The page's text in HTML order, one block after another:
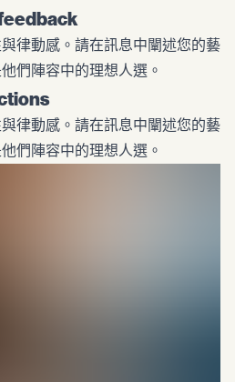
律動感。請在訊息中闡述您的藝
們陣容中的理想人選。
律動感。請在訊息中闡述您的藝
們陣容中的理想人選。